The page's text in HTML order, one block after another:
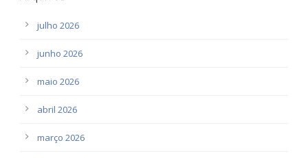
julho 2026
junho 2026
maio 2026
abril 2026
março 2026